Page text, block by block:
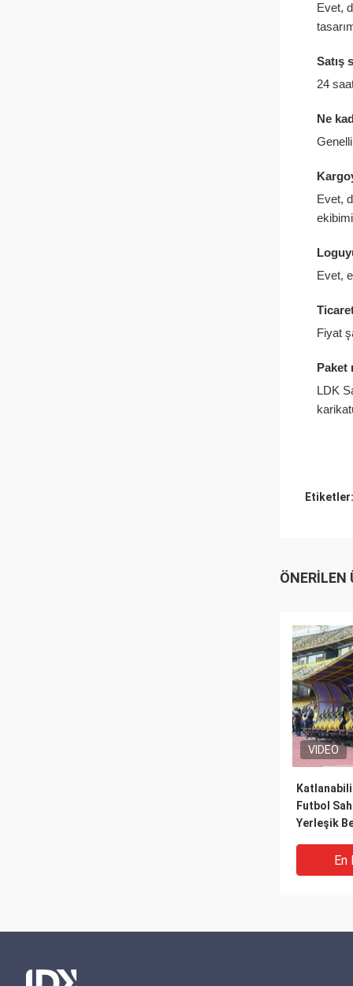
Evet,
Satış
24
Ne
Evet,
Evet,
Fiyat
Paket
LDK
Etiketler:
ÖNERILEN
VIDEO
Futbol
Yerleşik
En